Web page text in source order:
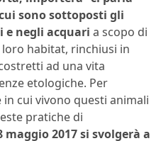
sono sottoposti gli
negli acquari a scopo di
habitat, rinchiusi in
ad una vita
etologiche. Per
cui vivono questi animali
pratiche di
maggio 2017 si svolgerà a